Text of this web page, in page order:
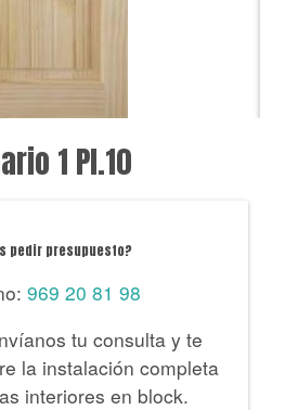
1 PI.10
pedir presupuesto?
969 20 81 98
tu consulta y te
la instalación completa
interiores en block.